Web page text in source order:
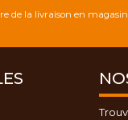
de la livraison en magasin